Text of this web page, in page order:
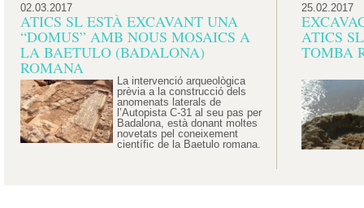
02.03.2017
ATICS SL ESTÀ EXCAVANT UNA
“DOMUS” AMB NOUS MOSAICS A
LA BAETULO (BADALONA)
ROMANA
La intervenció arqueològica
prèvia a la construcció dels
anomenats laterals de
l’Autopista C-31 al seu pas per
Badalona, està donant moltes
novetats pel coneixement
científic de la Baetulo romana.
25.02.2017
ATICS
TOMBA